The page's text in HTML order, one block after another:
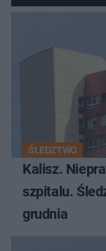
ŚLEDZTWO
Kalisz.
szpitalu.
grudnia